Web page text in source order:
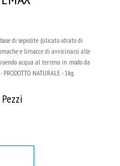
di sepiolite (silicato idrato di
e limacce di avvicinarsi alle
acqua al terreno in modo da
NATURALE - 1kg